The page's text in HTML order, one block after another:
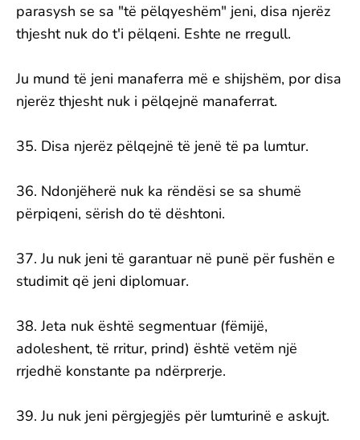
parasysh se sa "të pëlqyeshëm" jeni, disa njerëz
thjesht nuk do t'i pëlqeni. Eshte ne rregull.
Ju mund të jeni manaferra më e shijshëm, por disa
njerëz thjesht nuk i pëlqejnë manaferrat.
35. Disa njerëz pëlqejnë të jenë të pa lumtur.
36. Ndonjëherë nuk ka rëndësi se sa shumë
përpiqeni, sërish do të dështoni.
37. Ju nuk jeni të garantuar në punë për fushën e
studimit që jeni diplomuar.
38. Jeta nuk është segmentuar (fëmijë,
adoleshent, të rritur, prind) është vetëm një
rrjedhë konstante pa ndërprerje.
39. Ju nuk jeni përgjegjës për lumturinë e askujt.